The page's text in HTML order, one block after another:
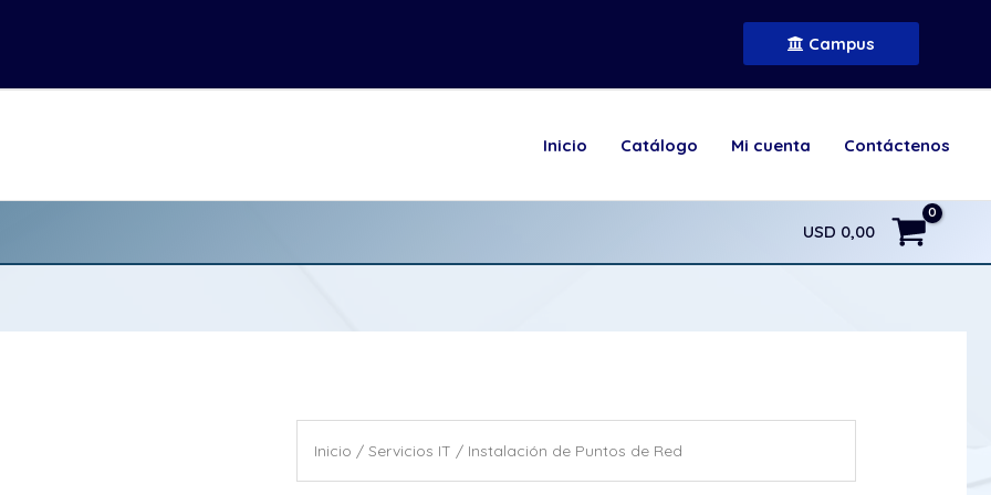
Campus
Inicio Catálogo Mi cuenta Contáctenos
USD 0,00
Inicio / Servicios IT / Instalación de Puntos de Red